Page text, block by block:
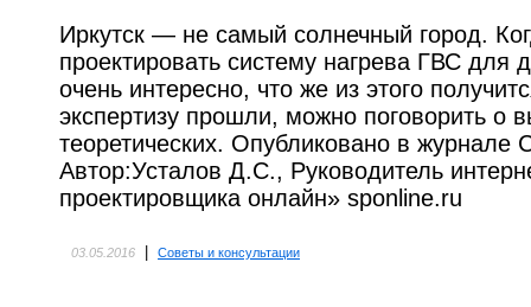
Иркутск — не самый солнечный город.
проектировать систему нагрева ГВС для
очень интересно, что же из этого
экспертизу прошли, можно поговорить о
теоретических. Опубликовано в
Автор:Усталов Д.С., Руководитель
проектировщика онлайн» sponline.ru
03.05.2016 Советы и консультации